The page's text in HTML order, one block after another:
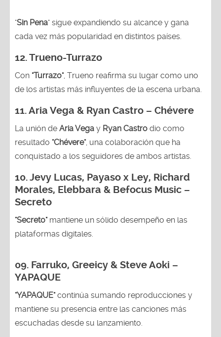
"Sin Pena" sigue expandiendo su alcance y gana
cada vez más popularidad en distintos países.
12.Trueno-Turrazo
Con "Turrazo", Trueno reafirma su lugar como uno
de los artistas más influyentes de la escena urbana.
11. Aria Vega & Ryan Castro – Chévere
La unión de Aria Vega y Ryan Castro dio como
resultado "Chévere", una colaboración que ha
conquistado a los seguidores de ambos artistas.
10. Jevy Lucas, Payaso x Ley, Richard
Morales, Elebbara & Befocus Music –
Secreto
"Secreto"mantiene un sólido desempeño en las
plataformas digitales.
09. Farruko, Greeicy & Steve Aoki –
YAPAQUE
"YAPAQUE"continúa sumando reproducciones y
mantiene su presencia entre las canciones más
escuchadas desde su lanzamiento.